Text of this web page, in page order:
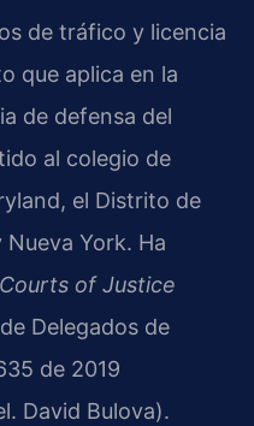
de tráfico y licencia
que aplica en la
de defensa del
al colegio de
el Distrito de
York. Ha
of Justice
Delegados de
de 2019
David Bulova).